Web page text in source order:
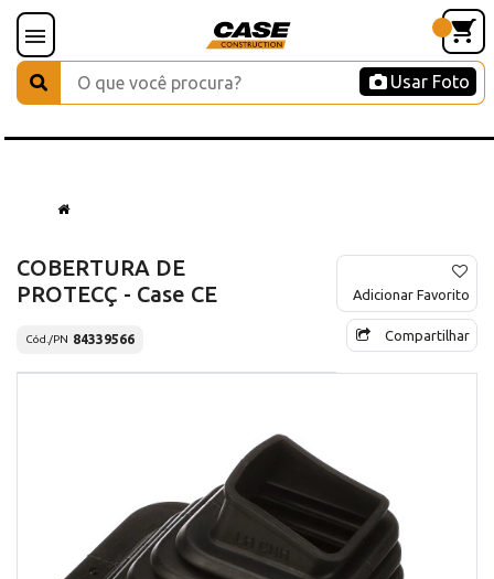
Usar Foto
COBERTURA DE
PROTECÇ - Case CE
Cód./PN 84339566
Adicionar Favorito
Compartilhar